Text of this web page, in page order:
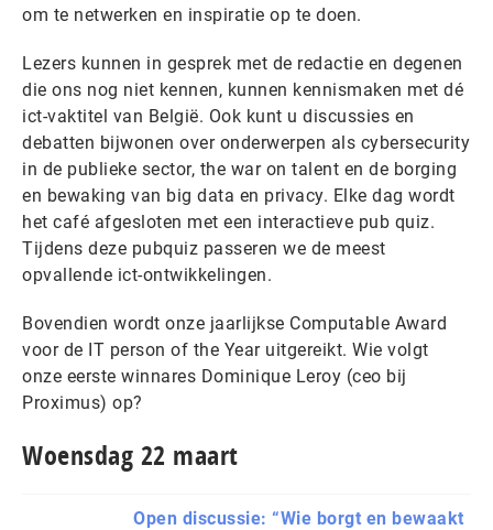
om te netwerken en inspiratie op te doen.
Lezers kunnen in gesprek met de redactie en degenen
die ons nog niet kennen, kunnen kennismaken met dé
ict-vaktitel van België. Ook kunt u discussies en
debatten bijwonen over onderwerpen als cybersecurity
in de publieke sector, the war on talent en de borging
en bewaking van big data en privacy. Elke dag wordt
het café afgesloten met een interactieve pub quiz.
Tijdens deze pubquiz passeren we de meest
opvallende ict-ontwikkelingen.
Bovendien wordt onze jaarlijkse Computable Award
voor de IT person of the Year uitgereikt. Wie volgt
onze eerste winnares Dominique Leroy (ceo bij
Proximus) op?
Woensdag 22 maart
Open discussie: “Wie borgt en bewaakt